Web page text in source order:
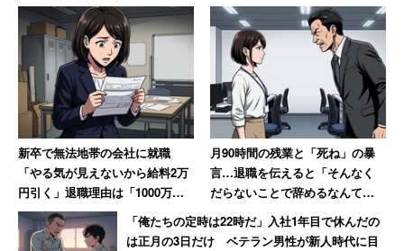
新卒で無法地帯の会社に就職
「やる気が見えないから給料2万
円引く」退職理由は「1000万円
売り上げてボーナス6万円」だっ
た女性【後編】
月90時間の残業と「死ね」の暴
言…退職を伝えると「そんなく
だらないことで辞めるなんて」
→10年後、会社は倒産
「俺たちの定時は22時だ」入社1年目で休んだの
は正月の3日だけ ベテラン男性が新人時代に目